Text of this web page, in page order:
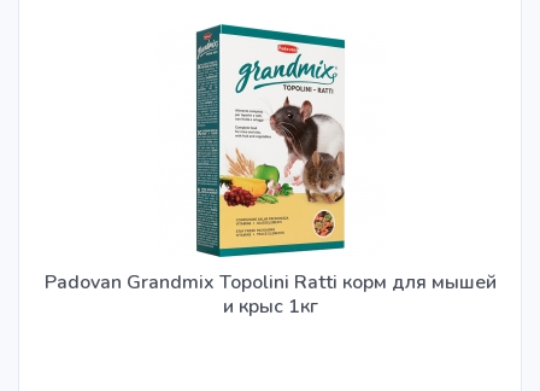
Padovan Grandmix Topolini Ratti корм для мышей
и крыс 1кг